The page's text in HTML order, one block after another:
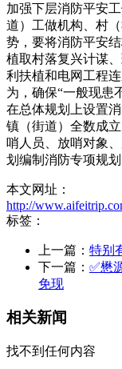
加强下层消防平安
道）工做机构、村
势，要将消防平安
植取村落复兴计谋
利扶植和电网工程
为，确保“一般现患
在总体规划上设置
镇（街道）全数成
哨人员、放哨对象
划编制消防专项规划
本文网址：
http://
标签：
上一篇： 特别
下一篇： ✅懋
免现
相关新闻
找不到任何内容